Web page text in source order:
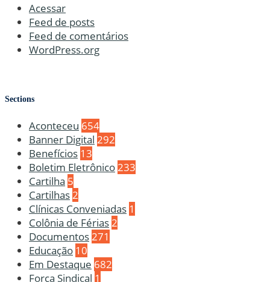
Acessar
Feed de posts
Feed de comentários
WordPress.org
Sections
Aconteceu 654
Banner Digital 292
Benefícios 13
Boletim Eletrônico 233
Cartilha 5
Cartilhas 2
Clínicas Conveniadas 1
Colônia de Férias 2
Documentos 271
Educação 10
Em Destaque 682
Força Sindical 1